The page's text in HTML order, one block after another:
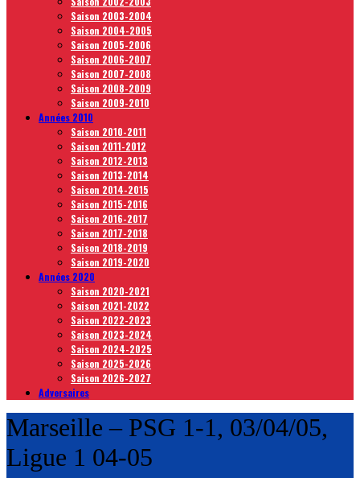
Saison 2003-2004
Saison 2004-2005
Saison 2005-2006
Saison 2006-2007
Saison 2007-2008
Saison 2008-2009
Saison 2009-2010
Années 2010
Saison 2010-2011
Saison 2011-2012
Saison 2012-2013
Saison 2013-2014
Saison 2014-2015
Saison 2015-2016
Saison 2016-2017
Saison 2017-2018
Saison 2018-2019
Saison 2019-2020
Années 2020
Saison 2020-2021
Saison 2021-2022
Saison 2022-2023
Saison 2023-2024
Saison 2024-2025
Saison 2025-2026
Saison 2026-2027
Adversaires
Marseille – PSG 1-1, 03/04/05,
Ligue 1 04-05